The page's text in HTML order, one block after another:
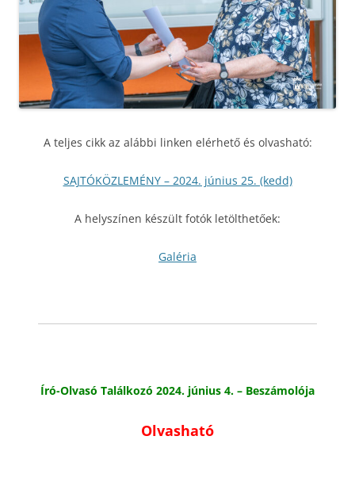
A teljes cikk az alábbi linken elérhető és olvasható:
SAJTÓKÖZLEMÉNY – 2024. június 25. (kedd)
A helyszínen készült fotók letölthetőek:
Galéria
Író-Olvasó Találkozó 2024. június 4. – Beszámolója
Olvasható